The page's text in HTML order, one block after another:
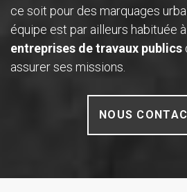
ce soit pour des marquages
équipe est par ailleurs habituée
entreprises de travaux publics
assurer ses missions.
NOUS